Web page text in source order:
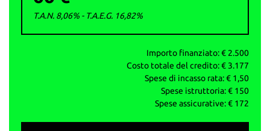
Ufficio: 0302185303
info@autoemotoribs.it - autoemotoribs.it -
ATTENZIONE: per correttezza si fa presente che
involontariamente possono esserci errori nello specificare
dotazione tecnica ed equipaggiamento, pertanto le informazioni
riportate non rappresentano vincolo contrattuale.
T.A.N. 8,06% - T.A.E.G. 16,82%
Importo finanziato: € 2.500
Costo totale del credito: € 3.177
Spese di incasso rata: € 1,50
Spese istruttoria: € 150
Spese assicurative: € 172